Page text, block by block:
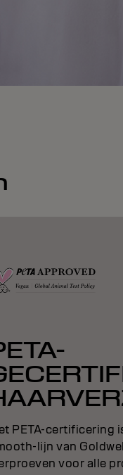
PETA-certificering
lijn van
voor alle